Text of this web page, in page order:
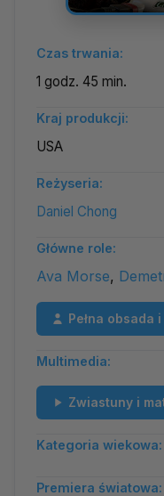
Czas trwania:
1 godz. 45 min.
Kraj produkcji:
USA
Reżyseria:
Daniel Chong
Główne role:
Ava Morse,
Pełna obsada
Multimedia:
Zwiastuny i
Kategoria wiekowa:
Premiera światowa: